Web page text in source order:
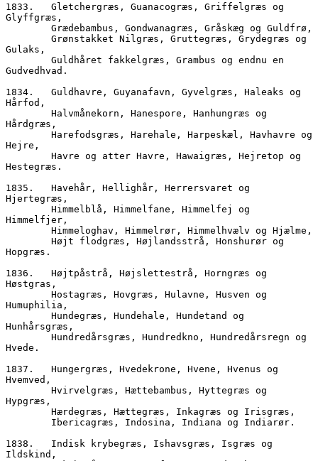
1833.	Gletchergræs, Guanacogræs, Griffelgræs og
Glyffgræs,
        Grædebambus, Gondwanagræs, Gråskæg og Guldfrø,
Gulaks,
Gudvedhvad.
1834.	Guldhavre, Guyanafavn, Gyvelgræs, Haleaks og
Hårfod,
Hårdgræs,
Hejre,
Hestegræs.
1835.	Havehår, Hellighår, Herrersvaret og
Hjertegræs,
Himmelfjer,
        Himmeloghav, Himmelrør, Himmelhvælv og Hjælme,
Hopgræs.
1836.	Højtpåstrå, Højslettestrå, Horngræs og
Høstgras,
Humuphilia,
Hunhårsgræs,
Hvede.
1837.	Hungergræs, Hvedekrone, Hvene, Hvenus og
Hvemved,
Hypgræs,
        Hærdegræs, Hættegræs, Inkagræs og Irisgræs,
        Ibericagræs, Indosina, Indiana og Indiarør.
1838.	Indisk krybegræs, Ishavsgræs, Isgræs og
Ildskind,